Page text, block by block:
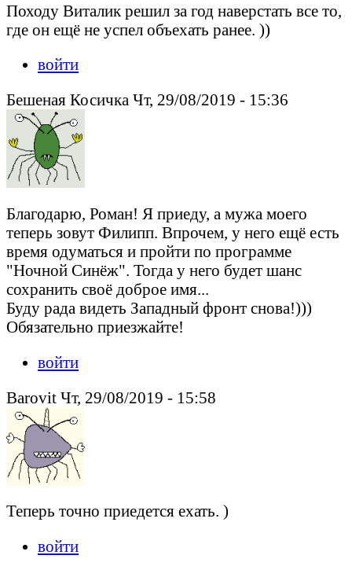
Походу Виталик решил за год наверстать все то,
где он ещё не успел объехать ранее. ))
войти
Бешеная Косичка Чт, 29/08/2019 - 15:36
Благодарю, Роман! Я приеду, а мужа моего
теперь зовут Филипп. Впрочем, у него ещё есть
время одуматься и пройти по программе
"Ночной Синёж". Тогда у него будет шанс
сохранить своё доброе имя...
Буду рада видеть Западный фронт снова!)))
Обязательно приезжайте!
войти
Barovit Чт, 29/08/2019 - 15:58
Теперь точно приедется ехать. )
войти